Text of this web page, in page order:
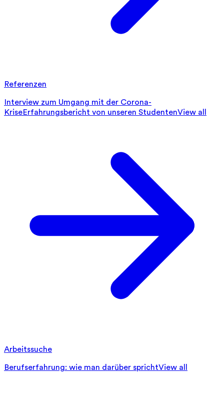
Referenzen
Interview zum Umgang mit der Corona-
KriseErfahrungsbericht von unseren StudentenView all
Arbeitssuche
Berufserfahrung: wie man darüber sprichtView all